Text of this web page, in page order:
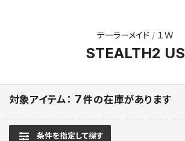
テーラーメイド １Ｗ
STEALTH2 US
対象アイテム： 7件の在庫があります
条件を指定して探す